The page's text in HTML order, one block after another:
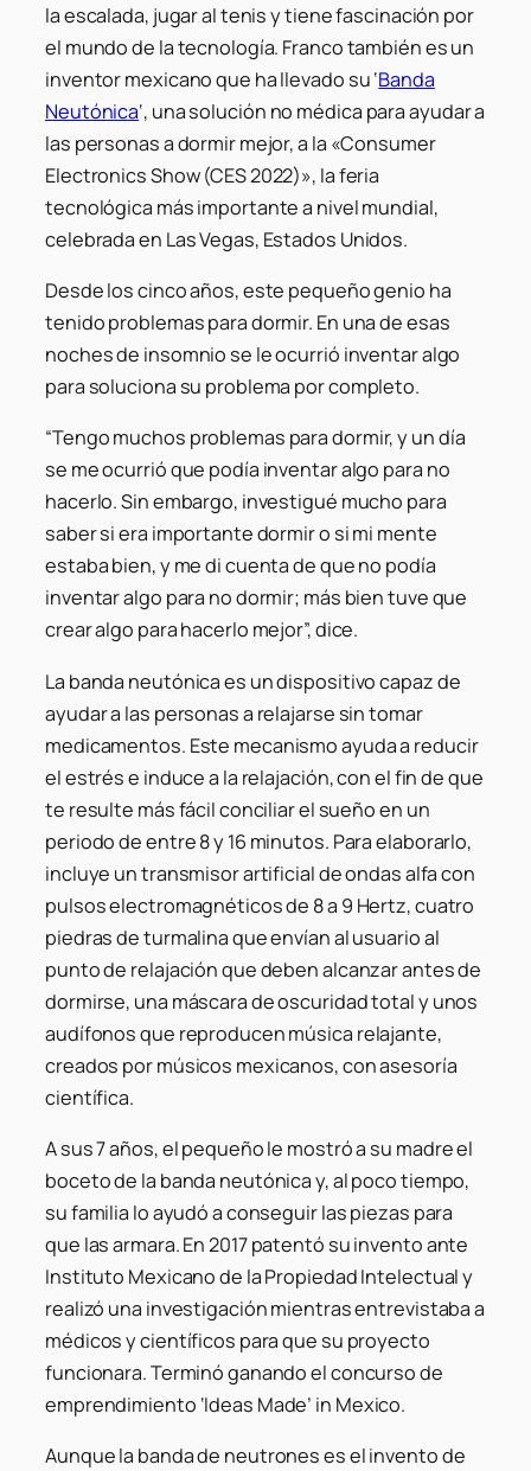
la escalada, jugar al tenis y tiene fascinación por
el mundo de la tecnología. Franco también es un
inventor mexicano que ha llevado su ‘Banda
Neutónica‘, una solución no médica para ayudar a
las personas a dormir mejor, a la «Consumer
Electronics Show (CES 2022)», la feria
tecnológica más importante a nivel mundial,
celebrada en Las Vegas, Estados Unidos.
Desde los cinco años, este pequeño genio ha
tenido problemas para dormir. En una de esas
noches de insomnio se le ocurrió inventar algo
para soluciona su problema por completo.
“Tengo muchos problemas para dormir, y un día
se me ocurrió que podía inventar algo para no
hacerlo. Sin embargo, investigué mucho para
saber si era importante dormir o si mi mente
estaba bien, y me di cuenta de que no podía
inventar algo para no dormir; más bien tuve que
crear algo para hacerlo mejor”, dice.
La banda neutónica es un dispositivo capaz de
ayudar a las personas a relajarse sin tomar
medicamentos. Este mecanismo ayuda a reducir
el estrés e induce a la relajación, con el fin de que
te resulte más fácil conciliar el sueño en un
periodo de entre 8 y 16 minutos. Para elaborarlo,
incluye un transmisor artificial de ondas alfa con
pulsos electromagnéticos de 8 a 9 Hertz, cuatro
piedras de turmalina que envían al usuario al
punto de relajación que deben alcanzar antes de
dormirse, una máscara de oscuridad total y unos
audífonos que reproducen música relajante,
creados por músicos mexicanos, con asesoría
científica.
A sus 7 años, el pequeño le mostró a su madre el
boceto de la banda neutónica y, al poco tiempo,
su familia lo ayudó a conseguir las piezas para
que las armara. En 2017 patentó su invento ante
Instituto Mexicano de la Propiedad Intelectual y
realizó una investigación mientras entrevistaba a
médicos y científicos para que su proyecto
funcionara. Terminó ganando el concurso de
emprendimiento ‘Ideas Made’ in Mexico.
Aunque la banda de neutrones es el invento de